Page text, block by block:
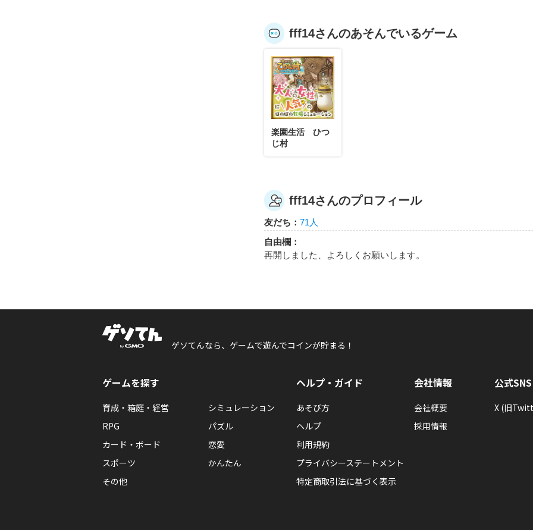
fff14さんのあそんでいるゲーム
楽園生活 ひつ
じ村
fff14さんのプロフィール
友だち： 71人
自由欄：
再開しました、よろしくお願いします。
ゲソてんなら、ゲームで遊んでコインが貯まる！
ゲームを探す
育成・箱庭・経営
シミュレーション
RPG
パズル
カード・ボード
恋愛
スポーツ
かんたん
その他
ヘルプ・ガイド
あそび方
ヘルプ
利用規約
プライバシーステートメント
特定商取引法に基づく表示
会社情報
会社概要
採用情報
公式SNS
X (旧